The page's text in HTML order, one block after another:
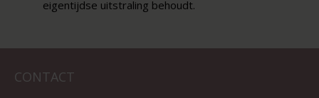
eigentijdse uitstraling behoudt.
CONTACT